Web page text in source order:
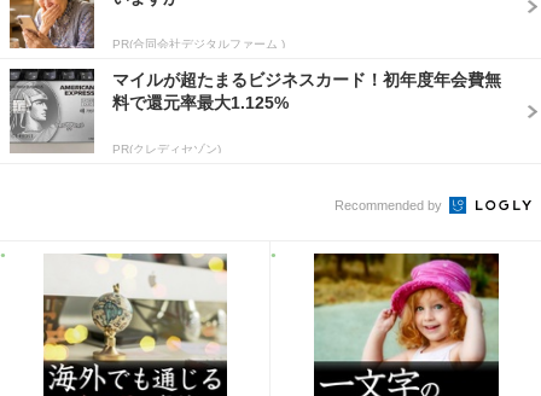
PR(合同会社デジタルファーム )
マイルが超たまるビジネスカード！初年度年会費無
料で還元率最大1.125%
PR(クレディセゾン)
Recommended by